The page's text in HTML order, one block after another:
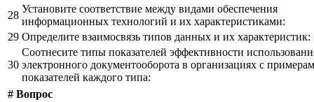
28
Установите соответствие между видами обеспечения
информационных технологий и их характеристиками:
29 Определите взаимосвязь типов данных и их характеристик:
30
Соотнесите типы показателей эффективности
электронного документооборота в организациях с
показателей каждого типа:
# Вопрос